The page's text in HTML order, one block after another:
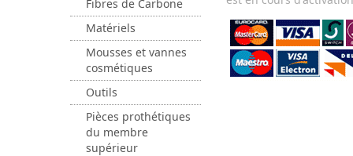
Fibres de Carbone
Matériels
Mousses et vannes
cosmétiques
Outils
Pièces prothétiques
du membre
supérieur